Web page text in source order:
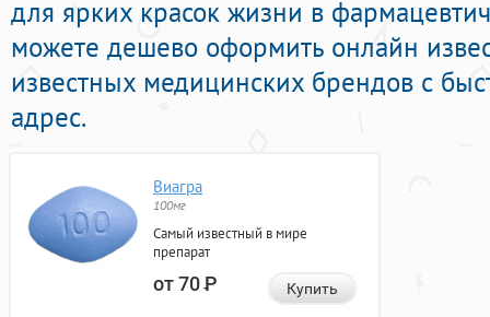
для ярких красок жизни в
можете дешево оформить онлайн
известных медицинских брендов с
адрес.
Виагра
100мг
Самый известный в мире
препарат
от 70Р Купить